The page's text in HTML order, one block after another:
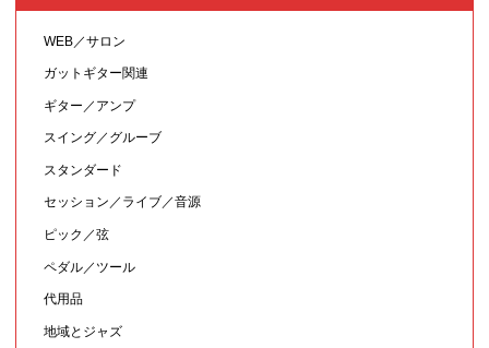
WEB／サロン
ガットギター関連
ギター／アンプ
スイング／グルーブ
スタンダード
セッション／ライブ／音源
ピック／弦
ペダル／ツール
代用品
地域とジャズ